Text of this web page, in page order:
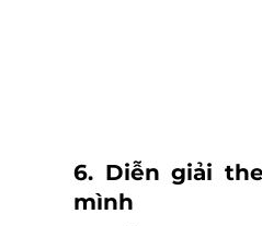
6. Diễn giải
mình